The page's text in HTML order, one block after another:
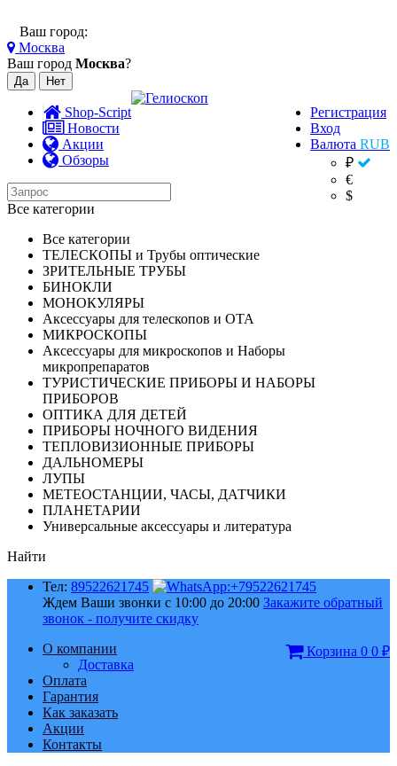
Ваш город:
Москва
Ваш город Москва?
Shop-Script
Новости
Акции
Обзоры
Регистрация
Вход
Валюта RUB
₽
€
$
Все категории
Все категории
ТЕЛЕСКОПЫ и Трубы оптические
ЗРИТЕЛЬНЫЕ ТРУБЫ
БИНОКЛИ
МОНОКУЛЯРЫ
Аксессуары для телескопов и ОТА
МИКРОСКОПЫ
Аксессуары для микроскопов и Наборы
микропрепаратов
ТУРИСТИЧЕСКИЕ ПРИБОРЫ И НАБОРЫ
ПРИБОРОВ
ОПТИКА ДЛЯ ДЕТЕЙ
ПРИБОРЫ НОЧНОГО ВИДЕНИЯ
ТЕПЛОВИЗИОННЫЕ ПРИБОРЫ
ДАЛЬНОМЕРЫ
ЛУПЫ
МЕТЕОСТАНЦИИ, ЧАСЫ, ДАТЧИКИ
ПЛАНЕТАРИИ
Универсальные аксессуары и литература
Найти
Тел: 89522621745
Ждем Ваши звонки с 10:00 до 20:00 Закажите обратный
звонок - получите скидку
Корзина 0 0 ₽
О компании
Доставка
Оплата
Гарантия
Как заказать
Акции
Контакты